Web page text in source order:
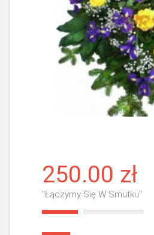
250.00 zł
"Łączymy Się W Smutku"